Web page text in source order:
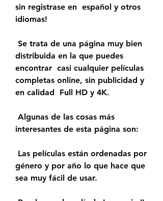
sin registrase en  español y otros
idiomas!
distribuida en la que puedes
encontrar  casi cualquier películas
completas online, sin publicidad y
en calidad  Full HD y 4K.
interesantes de esta página son:
género y por año lo que hace que
sea muy fácil de usar.